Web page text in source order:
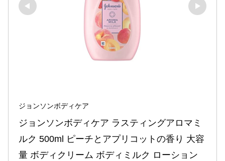
ジョンソンボディケア
ジョンソンボディケア ラスティングアロマミ
ルク 500ml ピーチとアプリコットの香り 大容
量 ボディクリーム ボディミルク ローション